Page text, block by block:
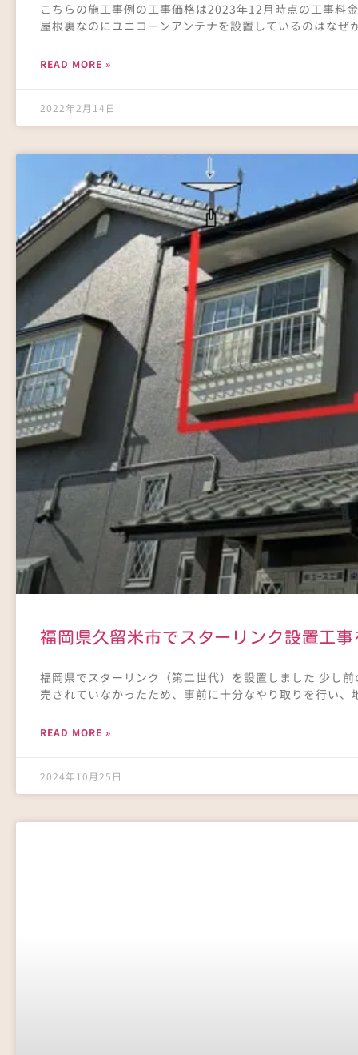
こちらの施工事例の工事価格は2023年12月時点の工事料
屋根裏なのにユニコーンアンテナを設置しているのはなぜ
READ MORE »
2022年2月14日
福岡県久留米市でスターリンク設置工
福岡県でスターリンク（第二世代）を設置しました 少し
売されていなかったため、事前に十分なやり取りを行い
READ MORE »
2024年10月25日